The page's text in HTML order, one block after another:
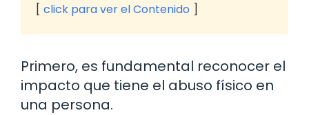
click para ver el Contenido
Primero, es fundamental reconocer el
impacto que tiene el abuso físico en
una persona.